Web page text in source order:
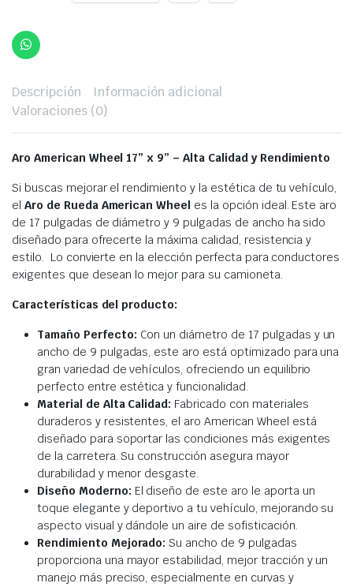
Descripción
Información adicional
Valoraciones (0)
Aro American Wheel 17” x 9” –Alta Calidad y Rendimiento
Si buscas mejorar el rendimiento y la estética de tu vehículo,
el Aro de Rueda American Wheel es la opción ideal. Este aro
de 17 pulgadas de diámetro y 9 pulgadas de ancho ha sido
diseñado para ofrecerte la máxima calidad, resistencia y
estilo. Lo convierte en la elección perfecta para conductores
exigentes que desean lo mejor para su camioneta.
Características del producto:
Tamaño Perfecto: Con un diámetro de 17 pulgadas y un
ancho de 9 pulgadas, este aro está optimizado para una
gran variedad de vehículos, ofreciendo un equilibrio
perfecto entre estética y funcionalidad.
Material de Alta Calidad: Fabricado con materiales
duraderos y resistentes, el aro American Wheel está
diseñado para soportar las condiciones más exigentes
de la carretera. Su construcción asegura mayor
durabilidad y menor desgaste.
Diseño Moderno: El diseño de este aro le aporta un
toque elegante y deportivo a tu vehículo, mejorando su
aspecto visual y dándole un aire de sofisticación.
Rendimiento Mejorado: Su ancho de 9 pulgadas
proporciona una mayor estabilidad, mejor tracción y un
manejo más preciso, especialmente en curvas y